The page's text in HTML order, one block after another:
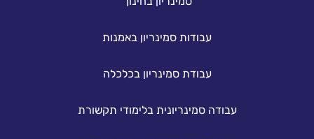
עבודות סמינריון באמנות
עבודת סמינריון בכלכלה
עבודה סמינריונית בלימודי תקשורת